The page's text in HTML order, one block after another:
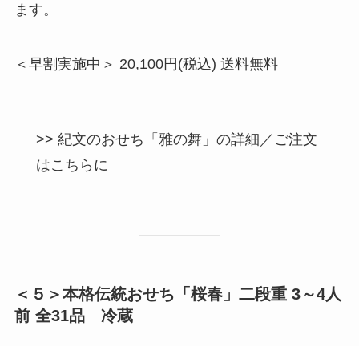
ます。
＜早割実施中＞ 20,100円(税込) 送料無料
>> 紀文のおせち「雅の舞」の詳細／ご注文
はこちらに
＜５＞本格伝統おせち「桜春」二段重 3～4人
前 全31品 冷蔵